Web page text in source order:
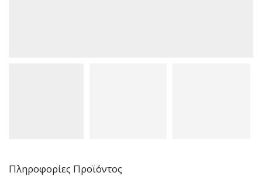
Πληροφορίες Προϊόντος